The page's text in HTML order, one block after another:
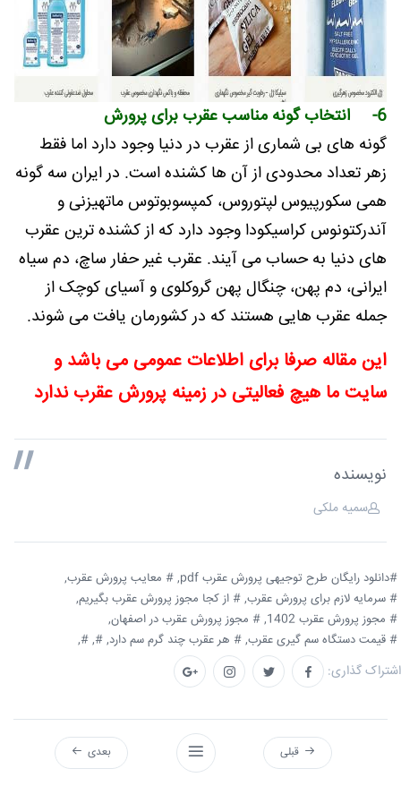
6- انتخاب گونه مناسب عقرب برای پرورش
گونه های بی شماری از عقرب در دنیا وجود دارد اما فقط
زهر تعداد محدودی از آن ها کشنده است. در ایران سه گونه
همی سکورپیوس لپتوروس، کمپسوبوتوس ماتهیزنی و
آندرکتونوس کراسیکودا وجود دارد که از کشنده ترین عقرب
های دنیا به حساب می آیند. عقرب غیر حفار ساچ، دم سیاه
ایرانی، دم پهن، چنگال پهن گروکلوی و آسیای کوچک از
جمله عقرب هایی هستند که در کشورمان یافت می شوند.
این مقاله صرفا برای اطلاعات عمومی می باشد و
سایت ما هیچ فعالیتی در زمینه پرورش عقرب ندارد
نویسنده
سمیه ملکی
#دانلود رایگان طرح توجیهی پرورش عقرب pdf,
# معایب پرورش عقرب,
# سرمایه لازم برای پرورش عقرب, # از کجا مجوز پرورش عقرب بگیریم,
# مجوز پرورش عقرب 1402,
# مجوز پرورش عقرب در اصفهان,
# قیمت دستگاه سم گیری عقرب, # هر عقرب چند گرم سم دارد, #,
#,
اشتراک گذاری:
قبلی بعدی